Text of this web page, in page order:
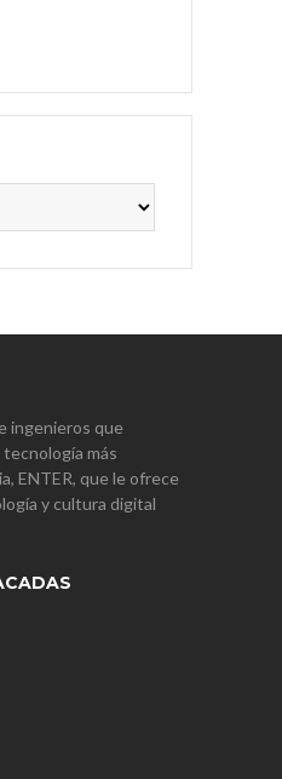
ingenieros que
más
ENTER, que le ofrece
y cultura digital